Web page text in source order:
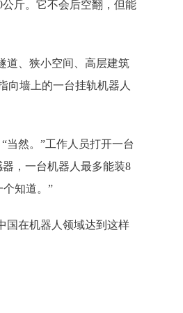
斤。它不会后空翻，但能
道、狭小空间、高层建筑
墙上的一台挂轨机器人
当然。”工作人员打开一台
，一台机器人最多能装8
知道。”
国在机器人领域达到这样